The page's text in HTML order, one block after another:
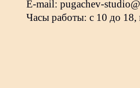
E-mail: pugachev-
Часы работы: с 10 до 18,